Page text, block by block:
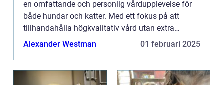
en omfattande och personlig vårdupplevelse för
både hundar och katter. Med ett fokus på att
tillhandahålla högkvalitativ vård utan extra
avgifter blir k...
Alexander Westman 01 februari 2025